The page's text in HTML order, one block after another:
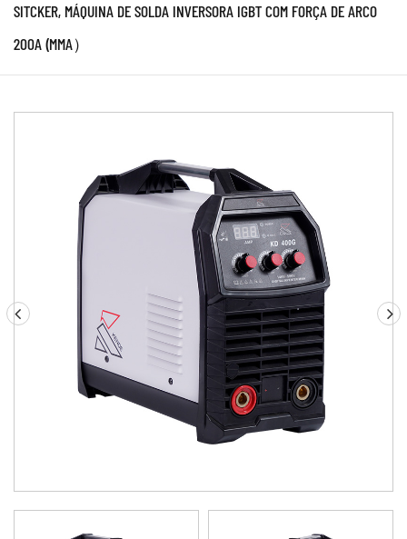
SITCKER, MÁQUINA DE SOLDA INVERSORA IGBT COM FORÇA DE ARCO
200A (MMA）